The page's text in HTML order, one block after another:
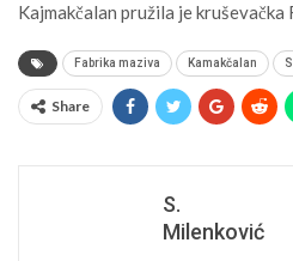
Kajmakčalan pružila je kruševačka
Fabrika maziva Kamakčalan
Share
S.
Milenković